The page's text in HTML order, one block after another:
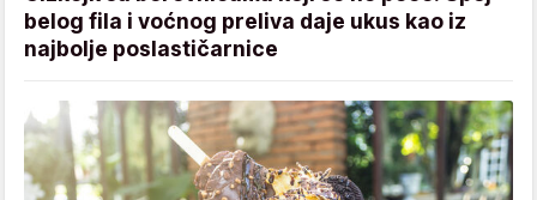
belog fila i voćnog preliva daje ukus kao iz
najbolje poslastičarnice